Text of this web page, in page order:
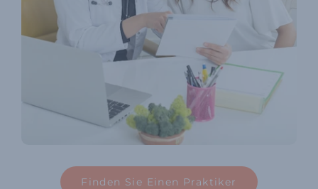
Finden Sie Einen Praktiker